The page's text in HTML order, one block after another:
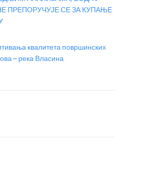
ПРЕПОРУЧУЈЕ СЕ ЗА КУПАЊЕ
квалитета површинских
– река Власина